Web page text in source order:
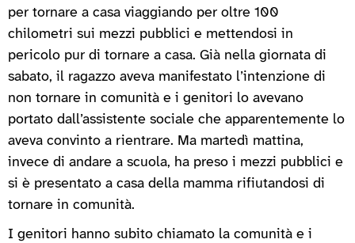
per tornare a casa viaggiando per oltre 100
chilometri sui mezzi pubblici e mettendosi in
pericolo pur di tornare a casa. Già nella giornata di
sabato, il ragazzo aveva manifestato l’intenzione di
non tornare in comunità e i genitori lo avevano
portato dall’assistente sociale che apparentemente lo
aveva convinto a rientrare. Ma martedì mattina,
invece di andare a scuola, ha preso i mezzi pubblici e
si è presentato a casa della mamma rifiutandosi di
tornare in comunità.
I genitori hanno subito chiamato la comunità e i